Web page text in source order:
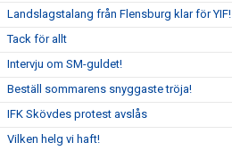
Landslagstalang från Flensburg klar för YIF!
Tack för allt
Intervju om SM-guldet!
Beställ sommarens snyggaste tröja!
IFK Skövdes protest avslås
Vilken helg vi haft!